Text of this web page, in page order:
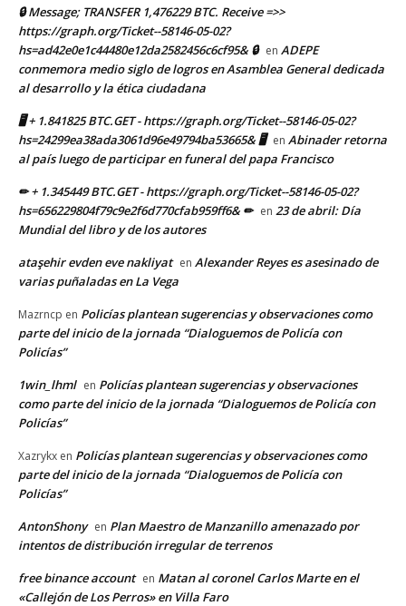
🔒 Message; TRANSFER 1,476229 BTC. Receive =>>
https://graph.org/Ticket--58146-05-02?
hs=ad42e0e1c44480e12da2582456c6cf95& 🔒 en ADEPE
conmemora medio siglo de logros en Asamblea General dedicada
al desarrollo y la ética ciudadana
🖥 + 1.841825 BTC.GET - https://graph.org/Ticket--58146-05-02?
hs=24299ea38ada3061d96e49794ba53665& 🖥 en Abinader retorna
al país luego de participar en funeral del papa Francisco
✏ + 1.345449 BTC.GET - https://graph.org/Ticket--58146-05-02?
hs=656229804f79c9e2f6d770cfab959ff6& ✏ en 23 de abril: Día
Mundial del libro y de los autores
ataşehir evden eve nakliyat en Alexander Reyes es asesinado de
varias puñaladas en La Vega
Mazrncp en Policías plantean sugerencias y observaciones como
parte del inicio de la jornada “Dialoguemos de Policía con
Policías”
1win_lhml en Policías plantean sugerencias y observaciones
como parte del inicio de la jornada “Dialoguemos de Policía con
Policías”
Xazrykx en Policías plantean sugerencias y observaciones como
parte del inicio de la jornada “Dialoguemos de Policía con
Policías”
AntonShony en Plan Maestro de Manzanillo amenazado por
intentos de distribución irregular de terrenos
free binance account en Matan al coronel Carlos Marte en el
«Callejón de Los Perros» en Villa Faro